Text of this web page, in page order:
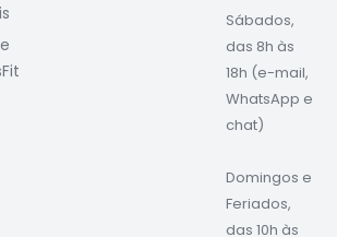
Sábados,
das 8h às
18h (e-mail,
WhatsApp e
chat)
Domingos e
Feriados,
das 10h às